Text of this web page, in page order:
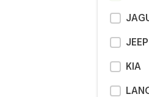
JEEP
KIA